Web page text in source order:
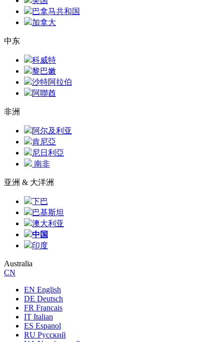
巴拿马共和国
加拿大
中东
科威特
黎巴嫩
沙特阿拉伯
阿聯酋
非洲
阿尔及利亚
肯尼亞
尼日利亞
南非
亚洲 & 大洋洲
下巴
巴基斯坦
澳大利亚
中国
印度
Australia
CN
EN English
DE Deutsch
FR Francais
IT Italian
ES Espanol
RU Русский